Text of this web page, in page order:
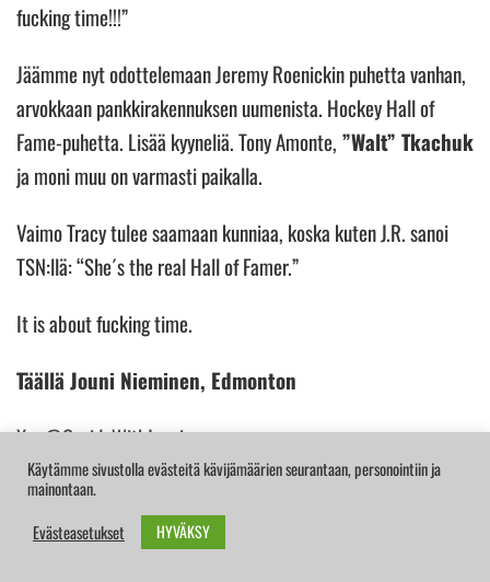
fucking time!!!”
Jäämme nyt odottelemaan Jeremy Roenickin puhetta vanhan,
arvokkaan pankkirakennuksen uumenista. Hockey Hall of
Fame-puhetta. Lisää kyyneliä. Tony Amonte, ”Walt” Tkachuk
ja moni muu on varmasti paikalla.
Vaimo Tracy tulee saamaan kunniaa, koska kuten J.R. sanoi
TSN:llä: “She´s the real Hall of Famer.”
It is about fucking time.
Täällä Jouni Nieminen, Edmonton
X: @OnsideWithJouni
Facebook: Jouni Niemisen NHL
Jouninposti@shaw.ca
Käytämme sivustolla evästeitä kävijämäärien seurantaan, personointiin ja
mainontaan.
Evästeasetukset
HYVÄKSY